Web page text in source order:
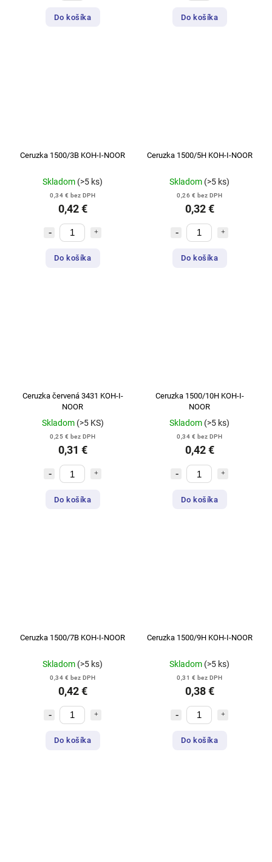
Do košíka Do košíka
Ceruzka 1500/3B KOH-I-NOOR
Skladom (>5 ks)
0,34 € bez DPH
0,42 €
Do košíka
Ceruzka 1500/5H KOH-I-NOOR
Skladom (>5 ks)
0,26 € bez DPH
0,32 €
Do košíka
Ceruzka červená 3431 KOH-I-
NOOR
Skladom (>5 KS)
0,25 € bez DPH
0,31 €
Do košíka
Ceruzka 1500/10H KOH-I-
NOOR
Skladom (>5 ks)
0,34 € bez DPH
0,42 €
Do košíka
Ceruzka 1500/7B KOH-I-NOOR
Skladom (>5 ks)
0,34 € bez DPH
0,42 €
Do košíka
Ceruzka 1500/9H KOH-I-NOOR
Skladom (>5 ks)
0,31 € bez DPH
0,38 €
Do košíka